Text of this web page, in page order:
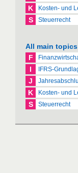
K Kosten- und
S Steuerrecht
All main topics
F
I IFRS-
J
K Kosten- und
S Steuerrecht